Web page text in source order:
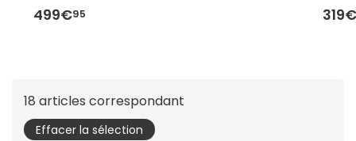
499€95
18 articles correspondant
Effacer la sélection